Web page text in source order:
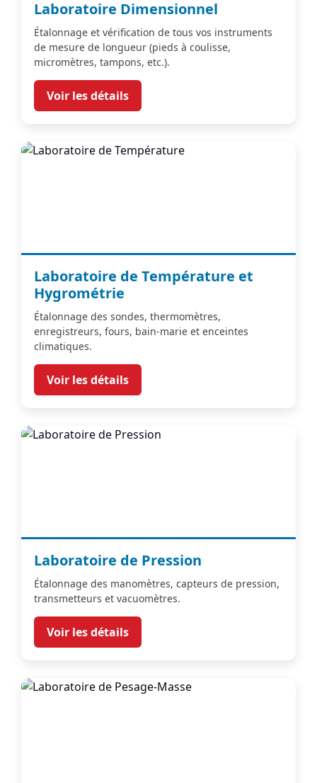
Laboratoire Dimensionnel
Étalonnage et vérification de tous vos instruments
de mesure de longueur (pieds à coulisse,
micromètres, tampons, etc.).
Voir les détails
Laboratoire de Température et
Hygrométrie
Étalonnage des sondes, thermomètres,
enregistreurs, fours, bain-marie et enceintes
climatiques.
Voir les détails
Laboratoire de Pression
Étalonnage des manomètres, capteurs de pression,
transmetteurs et vacuomètres.
Voir les détails